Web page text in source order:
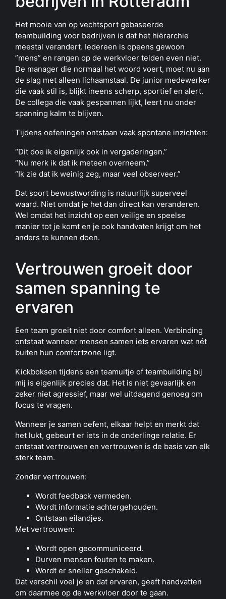
Het mooie van op vechtsport gebaseerde
teambuilding voor bedrijven is dat het hiërarchie
meestal verandert. Iedereen is opeens gewoon
”mens” en rangen op de werkvloer telden even niet.
De manager die normaal het woord voert, moet nu aan
de slag met alleen lichaamstaal. De junior medewerker
die vaak stil is, blijkt ineens scherp, sportief en alert.
De collega die vaak gespannen lijkt, leert nu onder
spanning kalm te blijven.
Tijdens oefeningen ontstaan vaak spontane inzichten:
“Dit doe ik eigenlijk ook in vergaderingen.”
“Nu merk ik dat ik meteen overneem.”
“Ik zie dat ik weinig zeg, maar veel observeer.”
Dat soort bewustwording is natuurlijk superveel
waard. Niet omdat je het dan direct kan veranderen.
Wel omdat het inzicht op een veilige en speelse
manier tot je komt en je ook handvaten krijgt om het
anders te kunnen doen.
Vertrouwen groeit door
samen spanning te
ervaren
Een team groeit niet door comfort alleen. Verbinding
ontstaat wanneer mensen samen iets ervaren wat nét
buiten hun comfortzone ligt.
Kickboksen tijdens een teamuitje of teambuilding bij
mij is eigenlijk precies dat. Het is niet gevaarlijk en
zeker niet agressief, maar wel uitdagend genoeg om
focus te vragen.
Wanneer je samen oefent, elkaar helpt en merkt dat
het lukt, gebeurt er iets in de onderlinge relatie. Er
ontstaat vertrouwen en vertrouwen is de basis van elk
sterk team.
Zonder vertrouwen:
Wordt feedback vermeden.
Wordt informatie achtergehouden.
Ontstaan eilandjes.
Met vertrouwen:
Wordt open gecommuniceerd.
Durven mensen fouten te maken.
Wordt er sneller geschakeld.
Dat verschil voel je en dat ervaren, geeft handvatten
om daarmee op de werkvloer door te gaan.